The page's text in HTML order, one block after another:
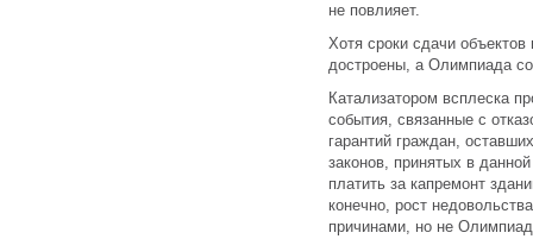
не повлияет.
Хотя сроки сдачи
достроены, а Олимпиада
Катализатором всплеска
события, связанные с
гарантий граждан,
законов, принятых в
платить за капремонт
конечно, рост
причинами, но не